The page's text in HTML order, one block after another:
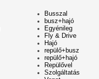
Busszal
busz+hajó
Egyénileg
Fly & Drive
Hajó
repülő+busz
repülő+hajó
Repülővel
Szolgáltatás